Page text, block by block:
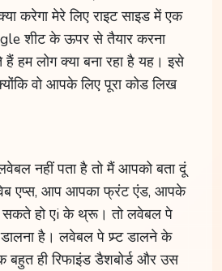
करेगा मेरे लिए राइट साइड में एक
शीट के ऊपर से तैयार करना
हैं हम लोग क्या बना रहा है यह। इसे
वो आपके लिए पूरा कोड लिख
नहीं पता है तो मैं आपको बता दूं
एप्स, आप आपका फ्रंट एंड, आपके
सकते हो एi के थ्रू। तो लवेबल पे
है। लवेबल पे प्र्प्ट डालने के
बहुत ही रिफाइंड डैशबोर्ड और उस